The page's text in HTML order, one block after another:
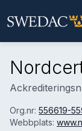
Org.nr: 556619-
Webbplats: